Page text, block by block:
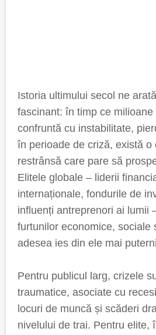
Istoria ultimului secol ne
fascinant: în timp ce
confruntă cu instabilitate,
în perioade de criză, există o
restrânsă care pare să
Elitele globale – liderii
internaționale, fondurile de
influenți antreprenori ai lumii
furtunilor economice, sociale
adesea ies din ele mai
Pentru publicul larg, crizele
traumatice, asociate cu
locuri de muncă și scăderi
nivelului de trai. Pentru elite,